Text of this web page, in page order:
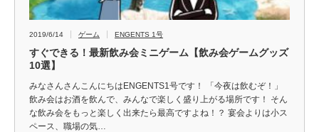
2019/6/14 ゲーム ENGENTS 1号
すぐできる！最新飲み会ミニゲーム【飲み会ゲームグッズ
10選】
みなさんさんこんにちはENGENTS1号です！ 「今夜は飲むぞ！」
飲み会はお酒を飲んで、みんなで楽しく盛り上がる場所です！ そん
な飲み会をもっと楽しく出来たら最高ですよね！？ 宴会よりは小ス
ペース、職場の気…